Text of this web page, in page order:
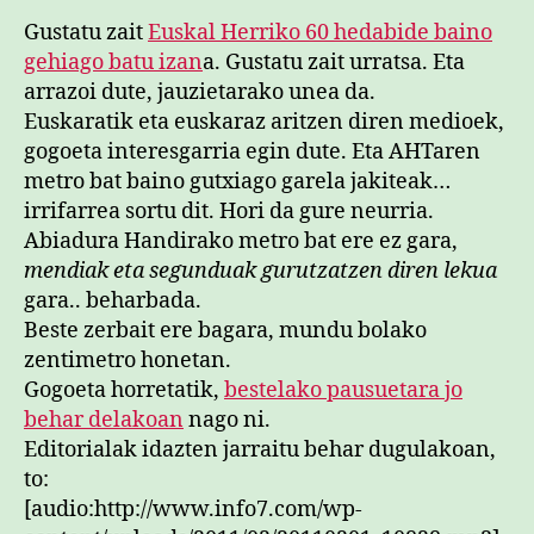
Gustatu zaitEuskal Herriko 60 hedabide baino
gehiago batu izana. Gustatu zait urratsa. Eta
arrazoi dute, jauzietarako unea da.
Euskaratik eta euskaraz aritzen diren medioek,
gogoeta interesgarria egin dute. Eta AHTaren
metro bat baino gutxiago garela jakiteak…
irrifarrea sortu dit. Hori da gure neurria.
Abiadura Handirako metro bat ere ez gara,
mendiak eta segunduak gurutzatzen diren lekua
gara.. beharbada.
Beste zerbait ere bagara, mundu bolako
zentimetro honetan.
Gogoeta horretatik, bestelako pausuetara jo
behar delakoan nago ni.
Editorialak idazten jarraitu behar dugulakoan,
to:
[audio:http://www.info7.com/wp-